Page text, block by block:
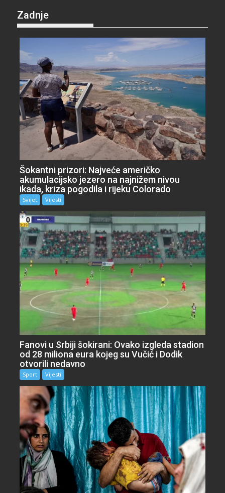
Zadnje
Šokantni prizori: Najveće američko
akumulacijsko jezero na najnižem nivou
ikada, kriza pogodila i rijeku Colorado
Svijet Vijesti
Fanovi u Srbiji šokirani: Ovako izgleda stadion
od 28 miliona eura kojeg su Vučić i Dodik
otvorili nedavno
Sport Vijesti